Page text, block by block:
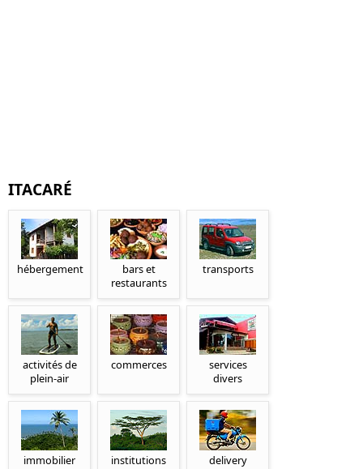
ITACARÉ
hébergement
bars et
restaurants
transports
activités de
plein-air
commerces
services
divers
immobilier institutions delivery